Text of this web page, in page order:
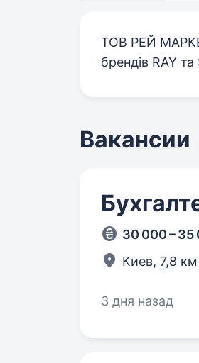
ТОВ РЕЙ
брендів RAY та
Вакансии
30 000 – 35
Киев, 7,8
3 дня назад